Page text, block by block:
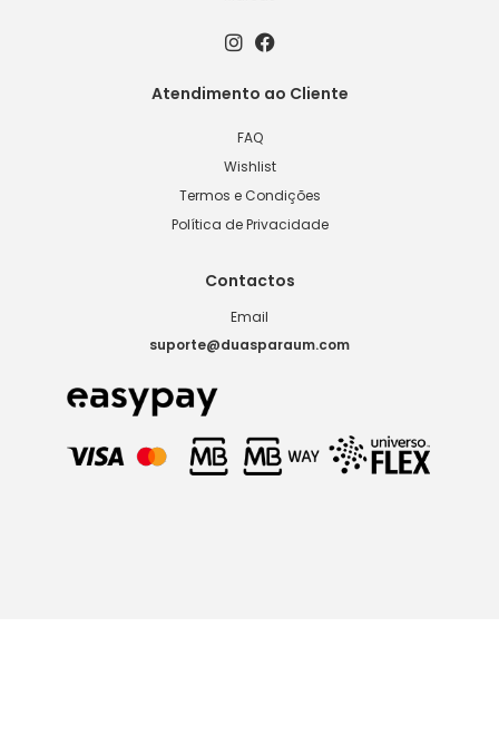
Atendimento ao Cliente
FAQ
Wishlist
Termos e Condições
Política de Privacidade
Contactos
Email
suporte@duasparaum.com